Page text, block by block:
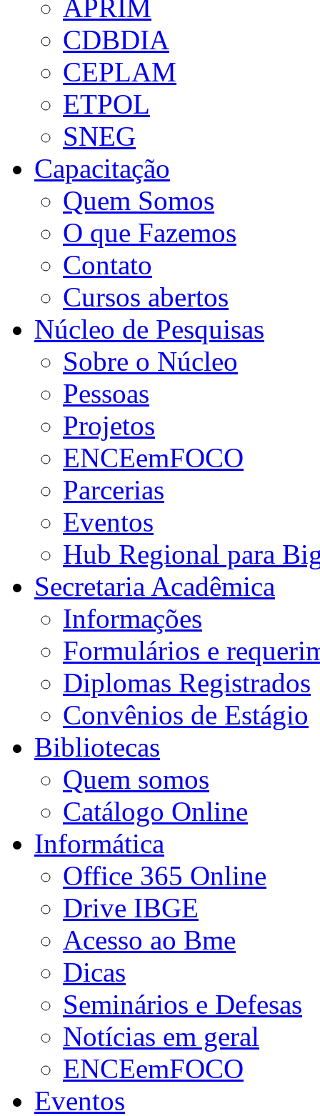
APRIM
CDBDIA
CEPLAM
ETPOL
SNEG
Capacitação
Quem Somos
O que Fazemos
Contato
Cursos abertos
Núcleo de Pesquisas
Sobre o Núcleo
Pessoas
Projetos
ENCEemFOCO
Parcerias
Eventos
Hub Regional para
Secretaria Acadêmica
Informações
Formulários e
Diplomas Registrados
Convênios de Estágio
Bibliotecas
Quem somos
Catálogo Online
Informática
Office 365 Online
Drive IBGE
Acesso ao Bme
Dicas
Seminários e Defesas
Notícias em geral
ENCEemFOCO
Eventos